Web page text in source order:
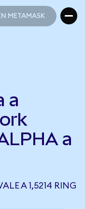
METAMASK
a
a
A 1,5214 RING